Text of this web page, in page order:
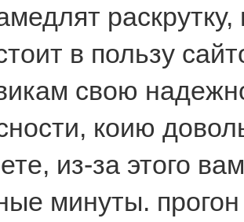
в пользу
свою
коию
из-за этого
минуты.